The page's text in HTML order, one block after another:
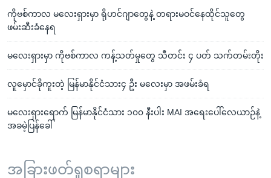
ကိုဗစ်ကာလ မလေးရှားမှာ ရိုဟင်ဂျာတွေနဲ့ တရားမဝင်နေထိုင်သူတွေ
ဖမ်းဆီးခံနေရ
မလေးရှားမှာ ကိုဗစ်ကာလ ကန့်သတ်မှုတွေ သီတင်း ၄ ပတ် သက်တမ်းတိုး
လူမှောင်ခိုကူးတဲ့ မြန်မာနိုင်ငံသား၄ ဦး မလေးမှာ အဖမ်းခံရ
မလေးရှားရောက် မြန်မာနိုင်ငံသား ၁၀၀ နီးပါး MAI အရေးပေါ်လေယာဉ်နဲ့
အခမဲ့ပြန်ခေါ်
အခြားဖတ်ရှုစရာများ